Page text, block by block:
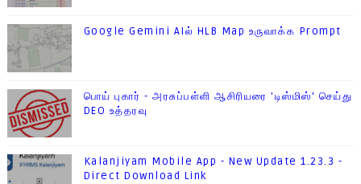
Google Gemini AIல் HLB Map உருவாக்க Prompt
பொய் புகார் - அரசுப்பள்ளி ஆசிரியரை 'டிஸ்மிஸ்' செய்து
DEO உத்தரவு
Kalanjiyam Mobile App - New Update 1.23.3 -
Direct Download Link